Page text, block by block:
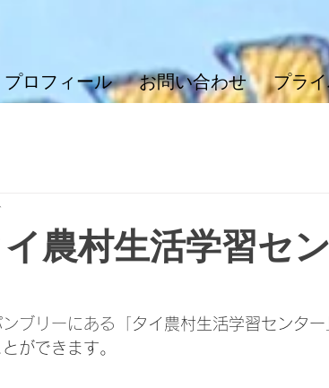
プロフィール お問い合わせ プラ
農村生活学習セ
ブリーにある「
タイ農村生活学習センター
ができます。